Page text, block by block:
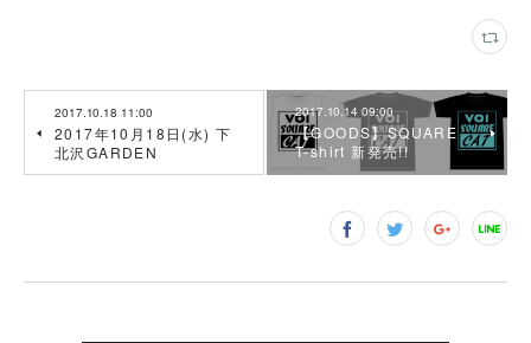
2017.10.18 11:00
2017年10月18日(水) 下
北沢GARDEN
2017.10.14 09:00
【GOODS】SQUARE
T-shirt 新発売!!